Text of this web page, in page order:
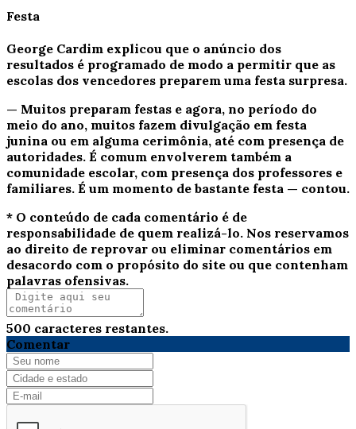
Festa
George Cardim explicou que o anúncio dos
resultados é programado de modo a permitir que as
escolas dos vencedores preparem uma festa surpresa.
— Muitos preparam festas e agora, no período do
meio do ano, muitos fazem divulgação em festa
junina ou em alguma cerimônia, até com presença de
autoridades. É comum envolverem também a
comunidade escolar, com presença dos professores e
familiares. É um momento de bastante festa — contou.
* O conteúdo de cada comentário é de
responsabilidade de quem realizá-lo. Nos reservamos
ao direito de reprovar ou eliminar comentários em
desacordo com o propósito do site ou que contenham
palavras ofensivas.
500 caracteres restantes.
Comentar